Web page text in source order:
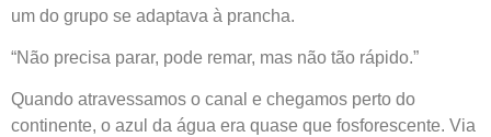
um do grupo se adaptava à prancha.
“Não precisa parar, pode remar, mas não tão rápido.”
Quando atravessamos o canal e chegamos perto do
continente, o azul da água era quase que fosforescente. Via